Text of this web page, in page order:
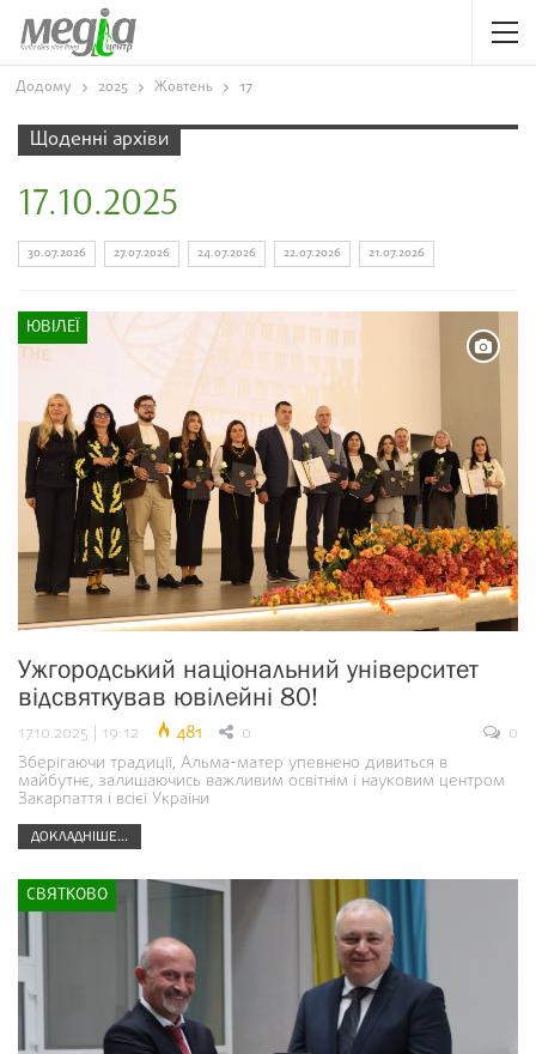
Додому 2025 Жовтень 17
Щоденні архіви
17.10.2025
30.07.2026 27.07.2026 24.07.2026 22.07.2026 21.07.2026
ЮВІЛЕЇ
Ужгородський національний університет
відсвяткував ювілейні 80!
17.10.2025 | 19:12 481 0
0
Зберігаючи традиції, Альма-матер упевнено дивиться в
майбутнє, залишаючись важливим освітнім і науковим центром
Закарпаття і всієї України
ДОКЛАДНІШЕ...
СВЯТКОВО